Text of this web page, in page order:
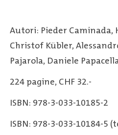
Autori: Pieder Caminada,
Christof Kübler,
Pajarola, Daniele
224 pagine, CHF 32.-
ISBN: 978-3-033-10185-2
ISBN: 978-3-033-10184-5